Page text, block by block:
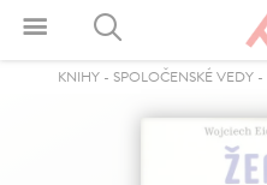
KNIHY - SPOLOČENSKÉ VEDY -